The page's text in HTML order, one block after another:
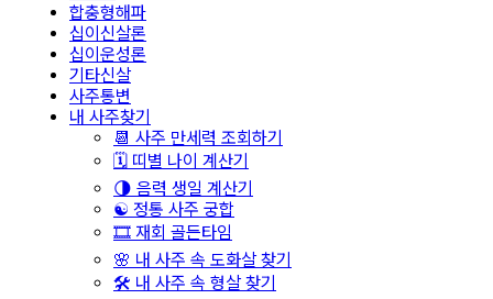
합충형해파
십이신살론
십이운성론
기타신살
사주통변
내 사주찾기
📆 사주 만세력 조회하기
🗓️ 띠별 나이 계산기
🌗 음력 생일 계산기
☯️ 정통 사주 궁합
🎞️ 재회 골든타임
🌸 내 사주 속 도화살 찾기
🛠️ 내 사주 속 형살 찾기